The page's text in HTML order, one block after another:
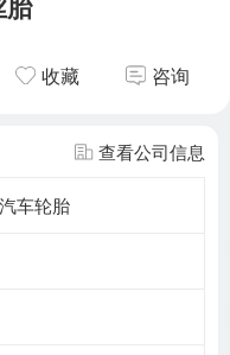
收藏 咨询
查看公司信息
车轮胎